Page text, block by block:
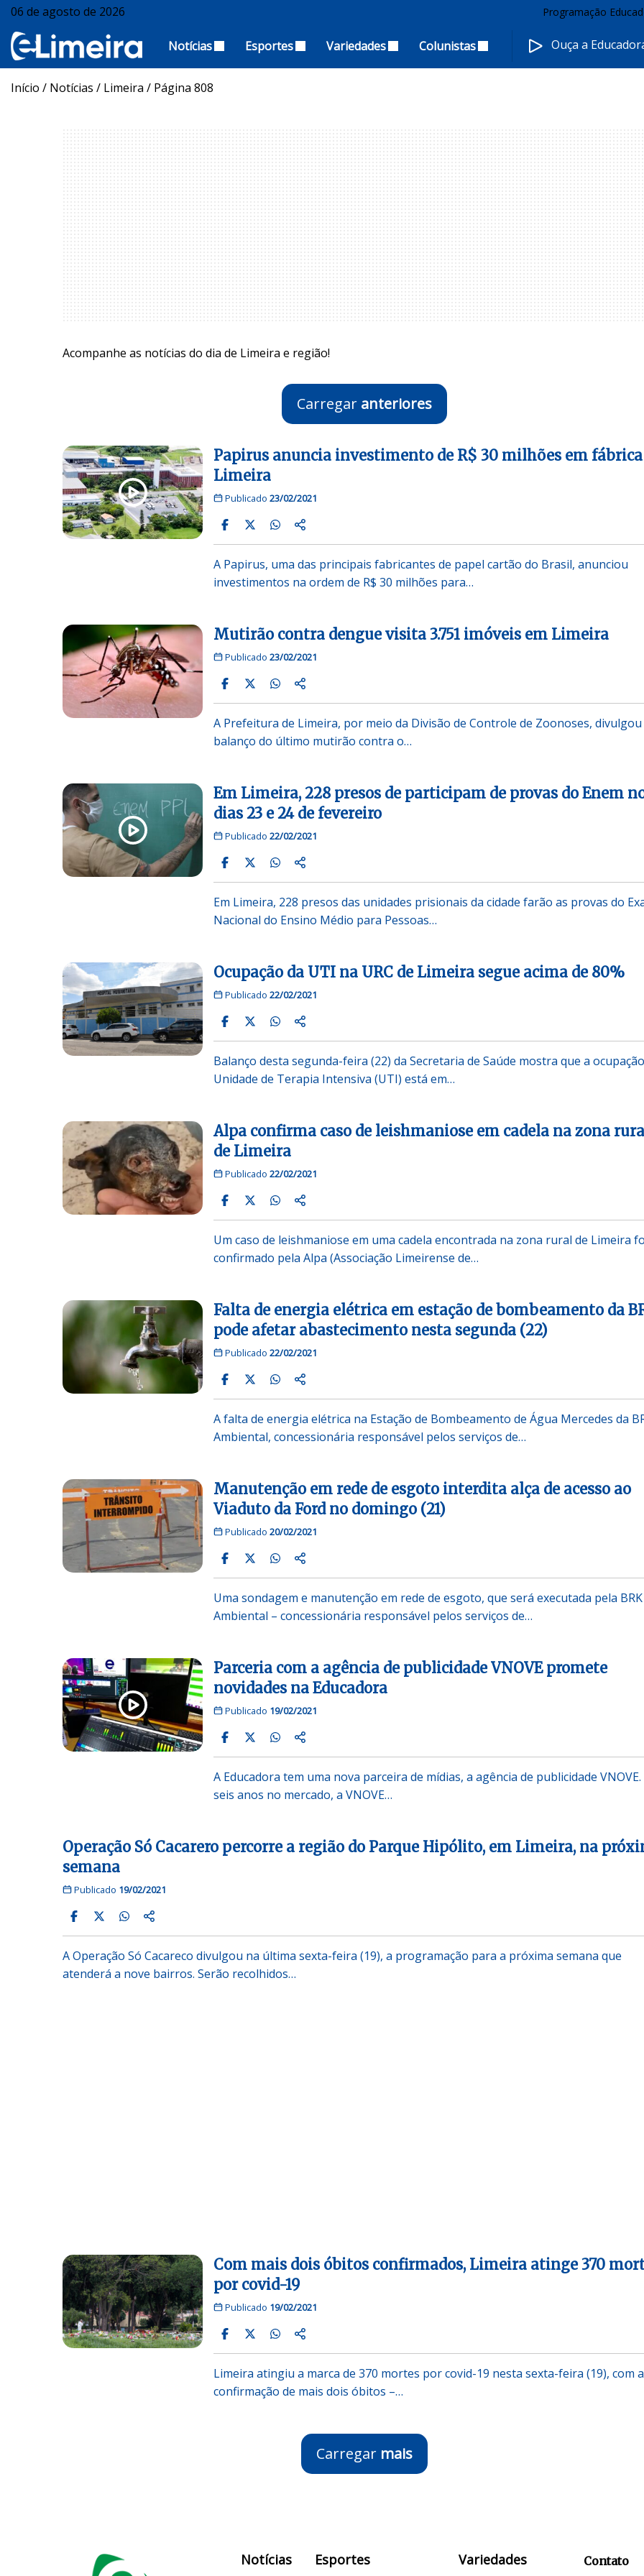
06 de agosto de 2026 Programação
Notícias Esportes Variedades Colunistas Ouça a
Início / Notícias / Limeira / Página 808
Acompanhe as notícias do dia de Limeira e região!
Carregar anteriores
Papirus anuncia investimento de R$ 30 milhões em fábrica
Limeira
Publicado 23/02/2021
A Papirus, uma das principais fabricantes de papel cartão do Brasil, anunciou
investimentos na ordem de R$ 30 milhões para…
Mutirão contra dengue visita 3.751 imóveis em Limeira
Publicado 23/02/2021
A Prefeitura de Limeira, por meio da Divisão de Controle de Zoonoses,
balanço do último mutirão contra o…
Em Limeira, 228 presos de participam de provas do Enem
dias 23 e 24 de fevereiro
Publicado 22/02/2021
Em Limeira, 228 presos das unidades prisionais da cidade farão as provas do
Nacional do Ensino Médio para Pessoas…
Ocupação da UTI na URC de Limeira segue acima de 80%
Publicado 22/02/2021
Balanço desta segunda-feira (22) da Secretaria de Saúde mostra que a
Unidade de Terapia Intensiva (UTI) está em…
Alpa confirma caso de leishmaniose em cadela na zona
de Limeira
Publicado 22/02/2021
Um caso de leishmaniose em uma cadela encontrada na zona rural de Limeira
confirmado pela Alpa (Associação Limeirense de…
Falta de energia elétrica em estação de bombeamento da
pode afetar abastecimento nesta segunda (22)
Publicado 22/02/2021
A falta de energia elétrica na Estação de Bombeamento de Água Mercedes da
Ambiental, concessionária responsável pelos serviços de…
Manutenção em rede de esgoto interdita alça de acesso ao
Viaduto da Ford no domingo (21)
Publicado 20/02/2021
Uma sondagem e manutenção em rede de esgoto, que será executada pela BRK
Ambiental – concessionária responsável pelos serviços de…
Parceria com a agência de publicidade VNOVE promete
novidades na Educadora
Publicado 19/02/2021
A Educadora tem uma nova parceira de mídias, a agência de publicidade VNOVE.
seis anos no mercado, a VNOVE…
Operação Só Cacarero percorre a região do Parque Hipólito, em Limeira, na
semana
Publicado 19/02/2021
A Operação Só Cacareco divulgou na última sexta-feira (19), a programação para a próxima semana que
atenderá a nove bairros. Serão recolhidos…
Com mais dois óbitos confirmados, Limeira atinge 370
por covid-19
Publicado 19/02/2021
Limeira atingiu a marca de 370 mortes por covid-19 nesta sexta-feira (19), com a
confirmação de mais dois óbitos –…
Carregar mais
Notícias Esportes Variedades Contato